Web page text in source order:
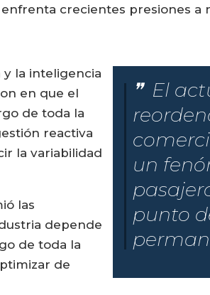
crecientes presiones a
El
un
punto
y la inteligencia
en que el
de toda la
reactiva
la variabilidad
las
depende
de toda la
de